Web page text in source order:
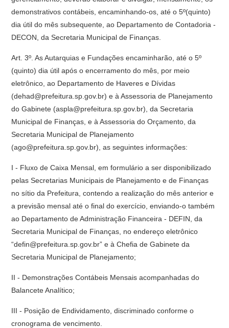
demonstrativos contábeis, encaminhando-os, até o 5º(quinto)
dia útil do mês subsequente, ao Departamento de Contadoria -
DECON, da Secretaria Municipal de Finanças.
Art. 3º. As Autarquias e Fundações encaminharão, até o 5º
(quinto) dia útil após o encerramento do mês, por meio
eletrônico, ao Departamento de Haveres e Dívidas
(dehad@prefeitura.sp.gov.br) e à Assessoria de Planejamento
do Gabinete (aspla@prefeitura.sp.gov.br), da Secretaria
Municipal de Finanças, e à Assessoria do Orçamento, da
Secretaria Municipal de Planejamento
(ago@prefeitura.sp.gov.br), as seguintes informações:
I - Fluxo de Caixa Mensal, em formulário a ser disponibilizado
pelas Secretarias Municipais de Planejamento e de Finanças
no sítio da Prefeitura, contendo a realização do mês anterior e
a previsão mensal até o final do exercício, enviando-o também
ao Departamento de Administração Financeira - DEFIN, da
Secretaria Municipal de Finanças, no endereço eletrônico
“defin@prefeitura.sp.gov.br” e à Chefia de Gabinete da
Secretaria Municipal de Planejamento;
II - Demonstrações Contábeis Mensais acompanhadas do
Balancete Analítico;
III - Posição de Endividamento, discriminado conforme o
cronograma de vencimento.